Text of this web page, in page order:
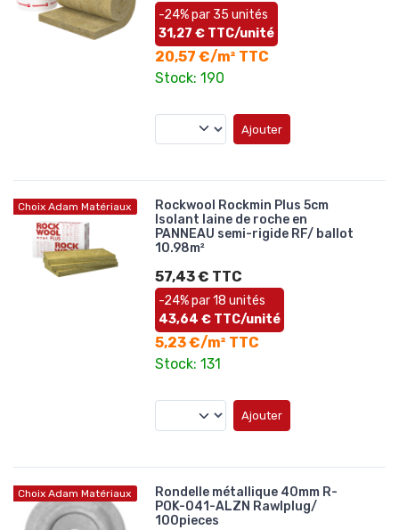
-24% par 35 unités
31,27 € TTC/unité
20,57 €/m² TTC
Stock: 190
Ajouter
Choix Adam Matériaux
Rockwool Rockmin Plus 5cm
Isolant laine de roche en
PANNEAU semi-rigide RF/ ballot
10.98m²
57,43 € TTC
-24% par 18 unités
43,64 € TTC/unité
5,23 €/m² TTC
Stock: 131
Ajouter
Choix Adam Matériaux
Rondelle métallique 40mm R-
POK-041-ALZN Rawlplug/
100pieces